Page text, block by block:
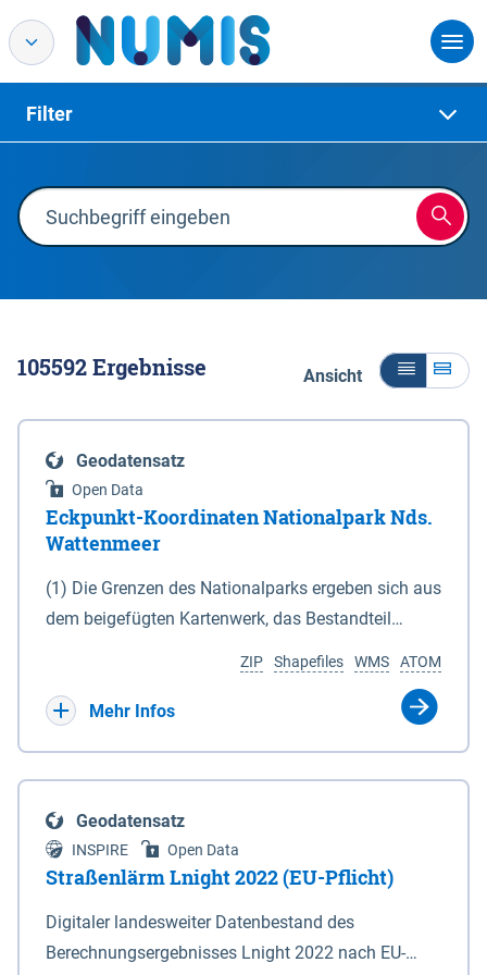
Filter
105592Ergebnisse Ansicht
Geodatensatz
Open Data
Eckpunkt-Koordinaten Nationalpark Nds.
Wattenmeer
(1) Die Grenzen des Nationalparks ergeben sich aus
dem beigefügten Kartenwerk, das Bestandteil
(DTK) im Maßstab 1 : 100 000 (Anlage 2), 2.
verkleinerte Amtliche Karte 1 : 5 000 (AK5) im
projizierte Koordinaten im Europäischen
Terrestrischen Referenzsystem 1989 (ETRS 89) mit
der Universalen Transversalen Mercator-Abbildung
bezogen auf die Zone 32 N (UTM 32N) dargestellt
(Anlage 4); Gleiches gilt für die geografischen
ATOM
WMS
Shapefiles
ZIP
Mehr Infos
Geodatensatz
INSPIRE Open Data
Straßenlärm Lnight 2022 (EU-Pflicht)
Digitaler landesweiter Datenbestand des
Berechnungsergebnisses Lnight 2022 nach EU-